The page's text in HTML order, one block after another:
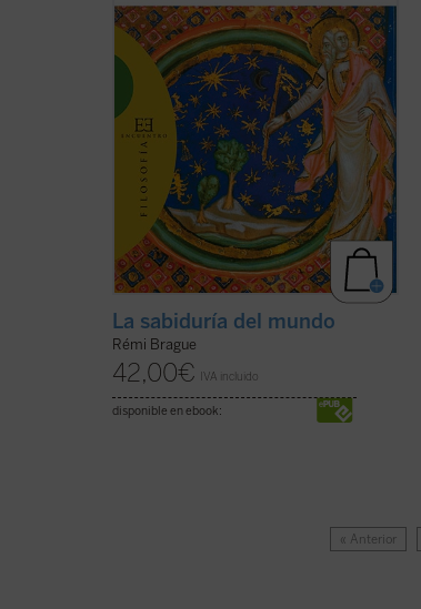
(ver ficha)
La sabiduría del mundo
Rémi Brague
42,00€ IVA incluido
disponible en ebook:
« Anterior